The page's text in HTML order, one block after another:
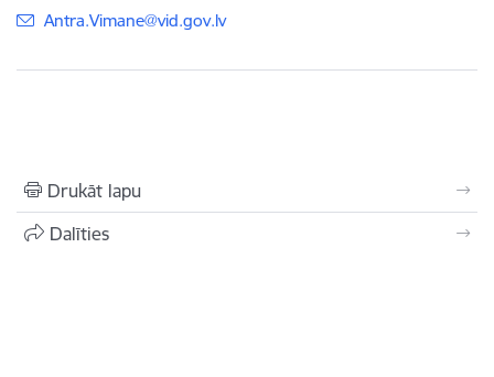
E-pasts:
Antra.Vimane@vid.gov.lv
Drukāt lapu
Dalīties